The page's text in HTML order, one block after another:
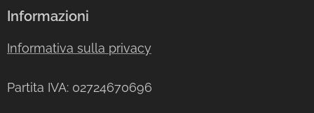
Informazioni
Informativa sulla privacy
Partita IVA: 02724670696